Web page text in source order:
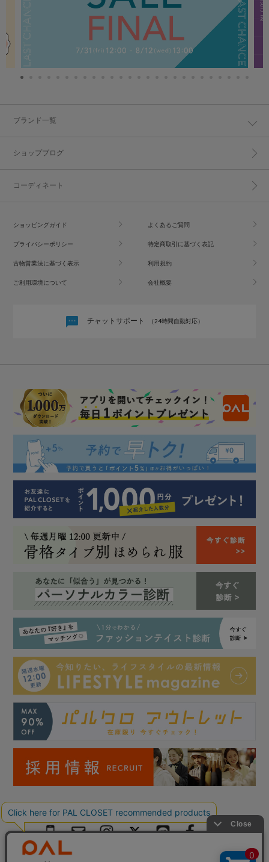
ブランド一覧
ショップブログ
コーディネート
ショッピングガイド よくあるご質問
プライバシーポリシー 特定商取引に基づく表記
古物営業法に基づく表示 利用規約
ご利用環境について 会社概要
チャットサポート （24時間自動対応）